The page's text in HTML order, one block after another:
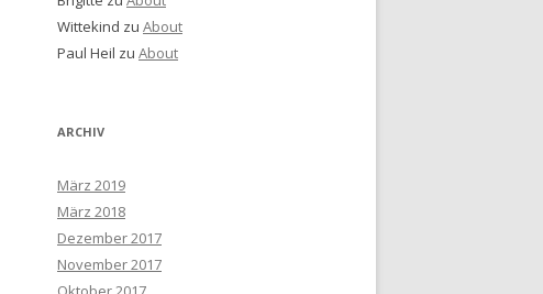
Wittekind zu About
Paul Heil zu About
ARCHIV
März 2019
März 2018
Dezember 2017
November 2017